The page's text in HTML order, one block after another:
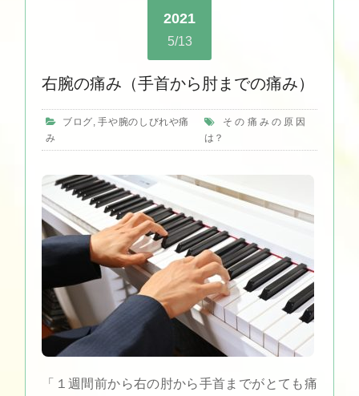
2021
5/13
右腕の痛み（手首から肘までの痛み）
ブログ,手や腕のしびれや痛
み
その痛みの原因
は？
「１週間前から右の肘から手首までがとても痛